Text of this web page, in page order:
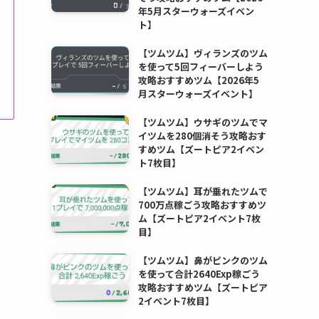
年5月スターウォーズイベン
ト】
【ツムツム】ヴィランズのツム
を使って5回フィーバーしよう
攻略おすすめツム【2026年5
月スターウォーズイベント】
【ツムツム】ウサギのツムでマ
イツムを280個消そう攻略おす
すめツム【ズートピア2イベン
ト7枚目】
【ツムツム】耳が垂れたツムで
700万点稼ごう攻略おすすめツ
ム【ズートピア2イベント7枚
目】
【ツムツム】鼻がピンクのツム
を使って合計2640Exp稼ごう
攻略おすすめツム【ズートピア
2イベント7枚目】